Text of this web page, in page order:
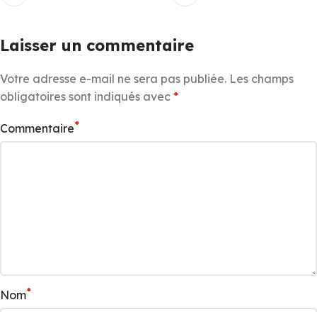
Laisser un commentaire
Votre adresse e-mail ne sera pas publiée. Les champs
obligatoires sont indiqués avec *
Commentaire*
Nom*